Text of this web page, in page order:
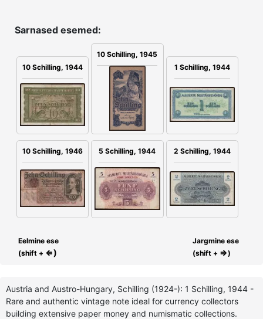
Sarnased esemed:
10 Schilling, 1944
10 Schilling, 1945
1 Schilling, 1944
10 Schilling, 1946 5 Schilling, 1944 2 Schilling, 1944
Eelmine ese
(shift + ⇐)
Jargmine ese
(shift + ⇒)
Austria and Austro-Hungary, Schilling (1924-): 1 Schilling, 1944 -
Rare and authentic vintage note ideal for currency collectors
building extensive paper money and numismatic collections.